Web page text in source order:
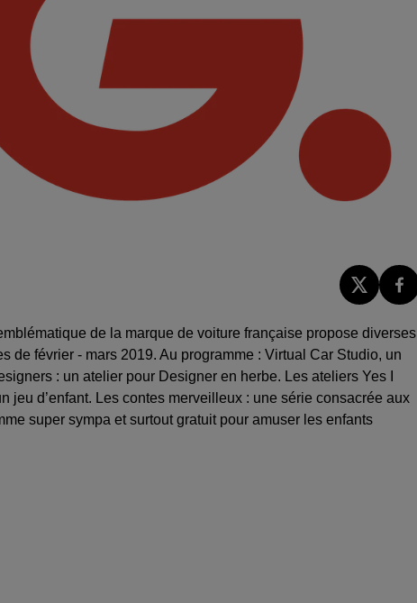
de la marque de voiture française propose diverses
de février - mars 2019. Au programme : Virtual Car Studio, un
: un atelier pour Designer en herbe. Les ateliers Yes I
jeu d’enfant. Les contes merveilleux : une série consacrée aux
super sympa et surtout gratuit pour amuser les enfants